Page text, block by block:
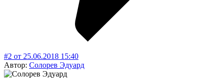
#2 от 25.06.2018 15:40
Автор: Солорев Эдуард